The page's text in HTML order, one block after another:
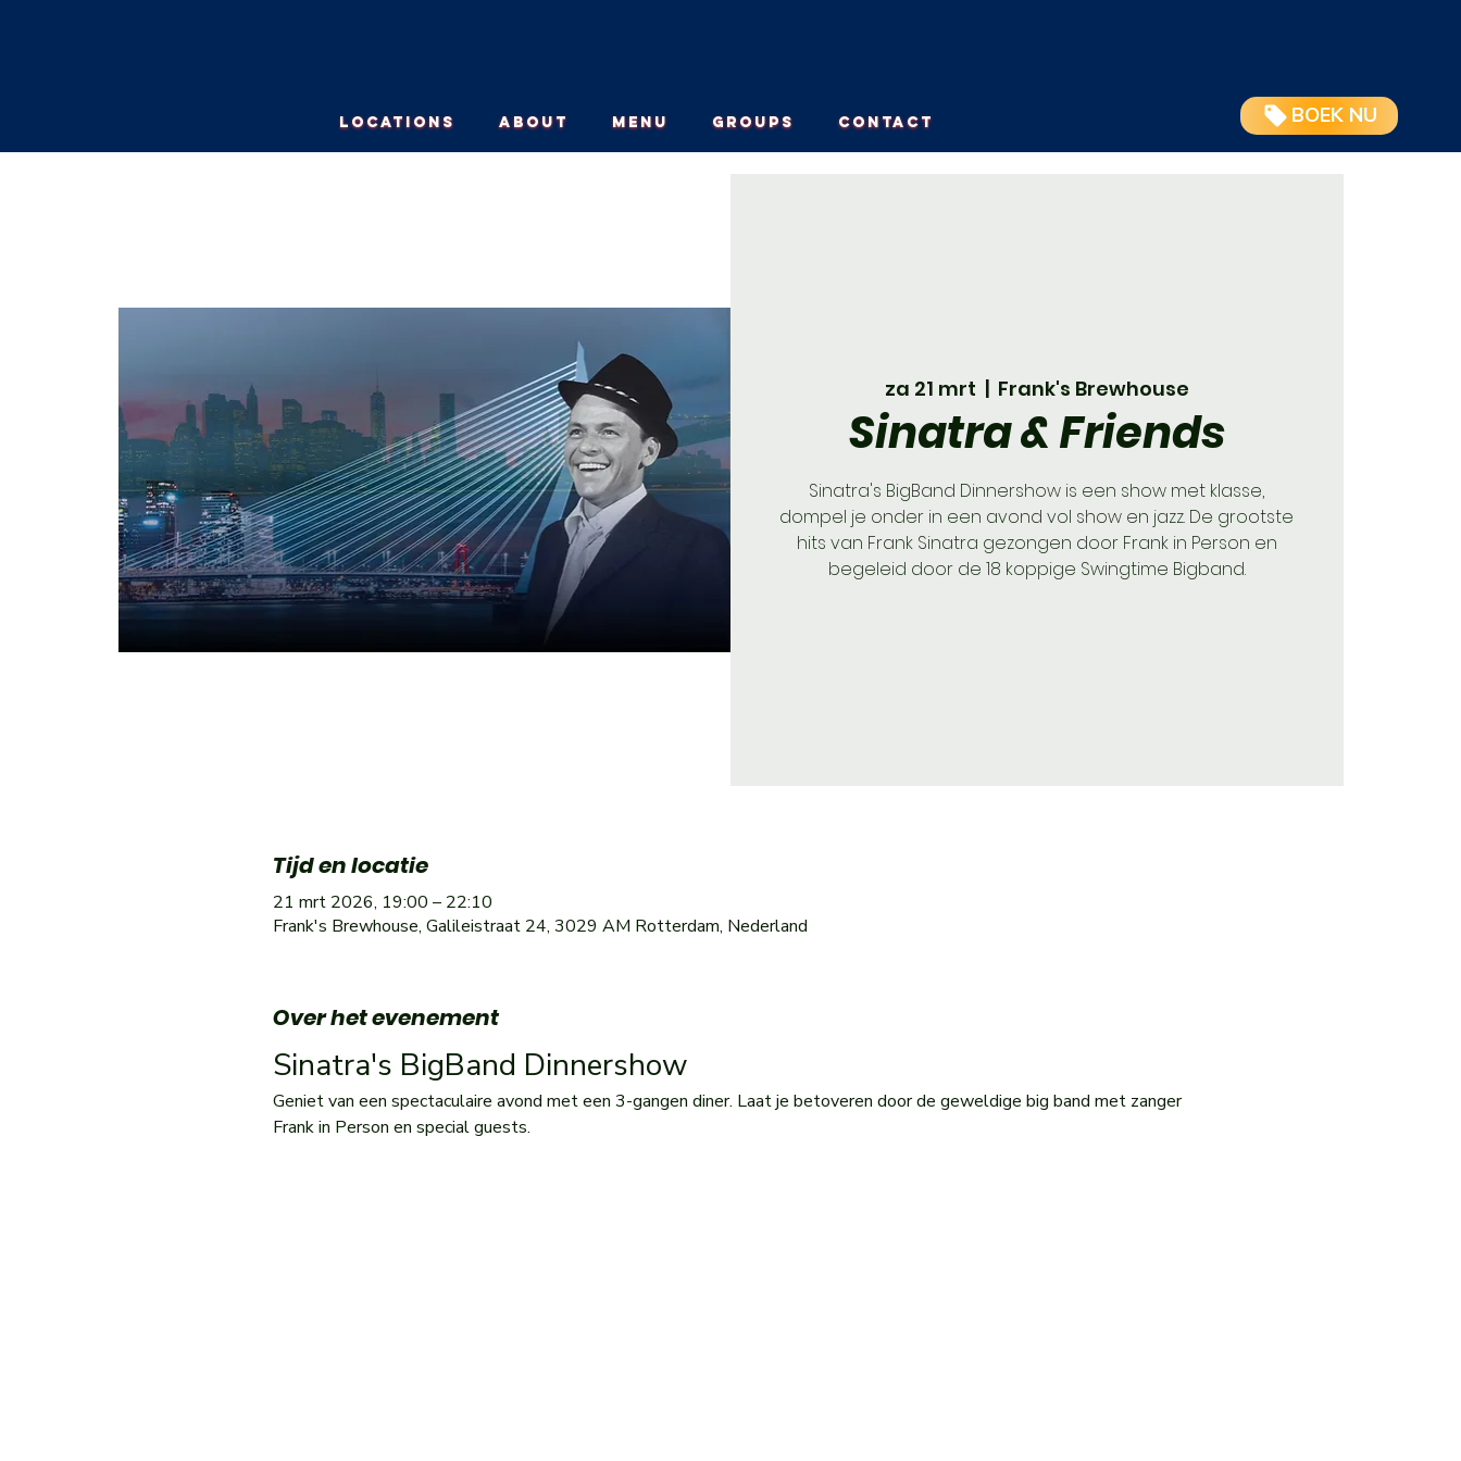
LOCATIONS ABOUT MENU GROUPS CONTACT BOEK NU
za 21 mrt
  |
Frank's Brewhouse
Sinatra & Friends
Sinatra's BigBand Dinnershow is een show met klasse,
dompel je onder in een avond vol show en jazz. De grootste
hits van Frank Sinatra gezongen door Frank in Person en
begeleid door de 18 koppige Swingtime Bigband.
Tijd en locatie
21 mrt 2026, 19:00 – 22:10
Frank's Brewhouse, Galileistraat 24, 3029 AM Rotterdam, Nederland
Over het evenement
Sinatra's BigBand Dinnershow
Geniet van een spectaculaire avond met een 3-gangen diner. Laat je betoveren door de geweldige big band met zanger
Frank in Person en special guests.